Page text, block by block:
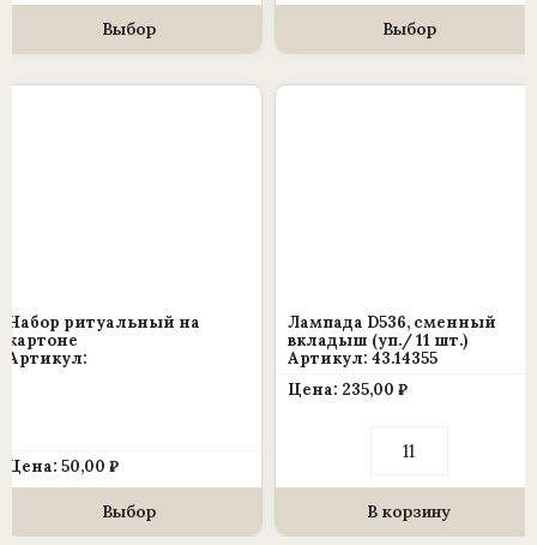
Выбор Выбор
Набор ритуальный на
картоне
Артикул:
Цена: 50,00 ₽
Выбор
Лампада D536, сменный
вкладыш (уп./ 11 шт.)
Артикул: 43.14355
Цена: 235,00 ₽
товара
D536,
сменный
вкладыш
В корзину